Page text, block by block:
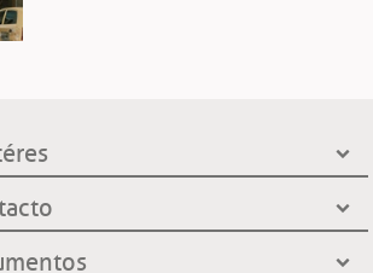
y Energía
al cliente